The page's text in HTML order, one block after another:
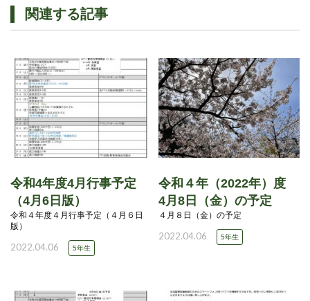
関連する記事
令和4年度4月行事予定
（4月6日版）
令和４年度４月行事予定（４月６日
版）
2022.04.06 5年生
令和４年（2022年）度
4月8日（金）の予定
４月８日（金）の予定
2022.04.06 5年生